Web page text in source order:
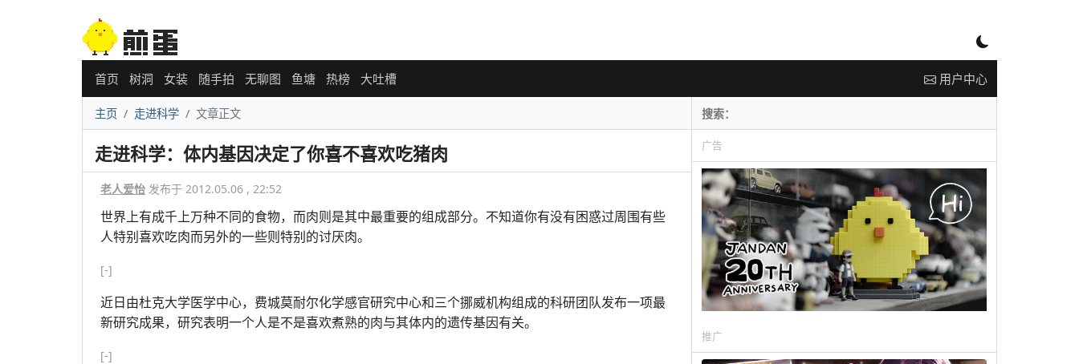
首页 树洞 女装 随手拍 无聊图 鱼塘 热榜 大吐槽 用户中心
主页 走进科学 文章正文
走进科学：体内基因决定了你喜不喜欢吃猪肉
老人爱怡 发布于 2012.05.06 , 22:52
世界上有成千上万种不同的食物，而肉则是其中最重要的组成部分。不知道你有没有困惑过周围有些
人特别喜欢吃肉而另外的一些则特别的讨厌肉。
[-]
近日由杜克大学医学中心，费城莫耐尔化学感官研究中心和三个挪威机构组成的科研团队发布一项最
新研究成果，研究表明一个人是不是喜欢煮熟的肉与其体内的遗传基因有关。
[-]
广告
推广